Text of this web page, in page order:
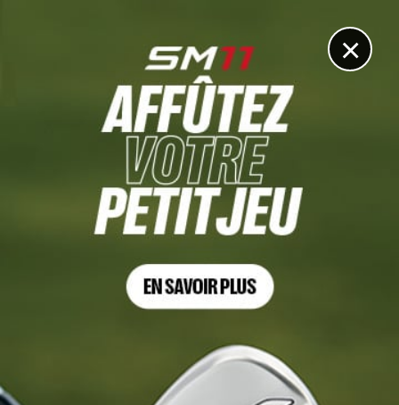
×
jouant avec son fils le PNC mais assume